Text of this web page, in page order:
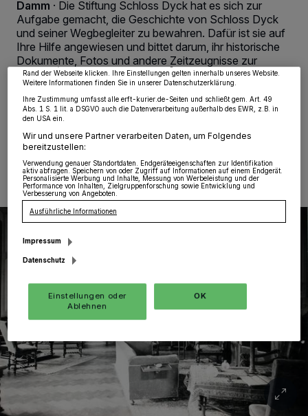
Damm · Die Stiftung Schloss Dyck hat es sich zur
Aufgabe gemacht, die Geschichte von Schloss Dyck
und seiner Wegbegleiter zu bewahren. Dafür ist sie auf
Ihre Hilfe angewiesen und bittet darum, ihr historische
Dokumente, Fotos und andere Zeitzeugnisse zur
Geschichte von Schloss und Park zur Verfügung zu
stellen.
08.11.2024 , 10:08 Uhr
wie Browserdaten oder eindeutige Kennungen auf Ihrem Gerät zu. Durch Auswahl
von OK aktivieren Sie Tracking-Technologien für die unter „Wir und unsere
Partner verarbeiten Daten, um Ihnen Dienste bereitzustellen“ aufgeführten
Zwecke. Wenn Tracker deaktiviert sind, sind manche Inhalte und Anzeigen
möglicherweise nicht mehr so relevant für Sie. Sie können dieses Menü jederzeit
wieder aufrufen, um Ihre Einstellungen zu ändern oder Ihre Einwilligung zu
widerrufen, indem Sie auf den Link Einstellungen oder Ablehnen am unteren
Rand der Webseite klicken. Ihre Einstellungen gelten innerhalb unseres Website.
Weitere Informationen finden Sie in unserer Datenschutzerklärung.
Ihre Zustimmung umfasst alle erft-kurier.de-Seiten und schließt gem. Art. 49
Abs. 1 S. 1 lit. a DSGVO auch die Datenverarbeitung außerhalb des EWR, z.B. in
den USA ein.
Wir und unsere Partner verarbeiten Daten, um Folgendes
bereitzustellen:
Verwendung genauer Standortdaten. Endgeräteeigenschaften zur Identifikation
aktiv abfragen. Speichern von oder Zugriff auf Informationen auf einem Endgerät.
Personalisierte Werbung und Inhalte, Messung von Werbeleistung und der
Performance von Inhalten, Zielgruppenforschung sowie Entwicklung und
Verbesserung von Angeboten.
Ausführliche Informationen
Impressum
Datenschutz
Einstellungen oder
Ablehnen
OK